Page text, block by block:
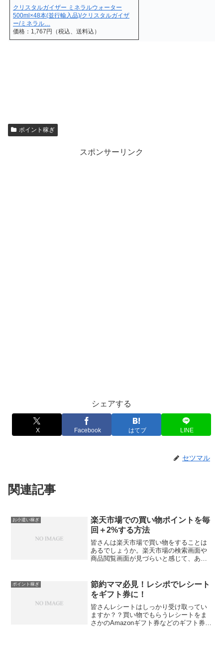
クリスタルガイザー ミネラルウォーター
500ml×48本(並行輸入品)/クリスタルガイザ
ー/ミネラル…
価格：1,767円（税込、送料込）
ポイント稼ぎ
スポンサーリンク
シェアする
X Facebook はてブ LINE
セツマル
関連記事
お小遣い稼ぎ
楽天市場での買い物ポイントを毎
回＋2%する方法
皆さんは楽天市場で買い物をすることは
あるでしょうか。楽天市場の検索画面や
商品閲覧画面が見づらいと感じて、あま
毎回3％のポイントキャッシュバックを受
け取ることができること...
ポイント稼ぎ
節約ママ必見！レシポでレシート
をギフト券に！
皆さんレシートはしっかり受け取ってい
ますか？？買い物でもらうレシートをま
さかのAmazonギフト券などのギフト券に